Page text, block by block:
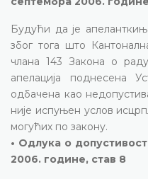
Будући да је
због тога што
члана 143 Закона о
апелација поднесена
одбачена као
није испуњен услов
могућих по закону.
• Одлука о
2006. године, став 8